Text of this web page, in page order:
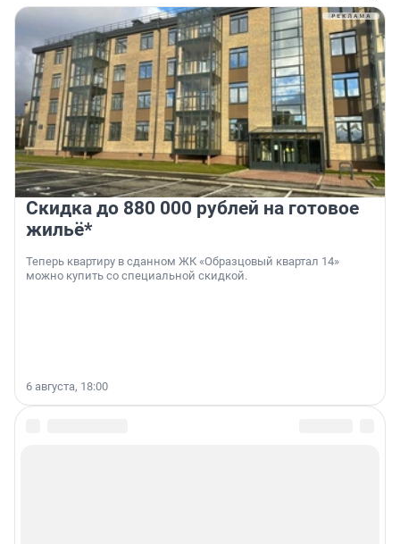
Скидка до 880 000 рублей на готовое
жильё*
Теперь квартиру в сданном ЖК «Образцовый квартал 14»
можно купить со специальной скидкой.
6 августа, 18:00